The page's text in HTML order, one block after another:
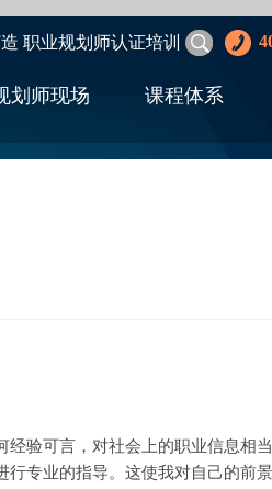
划师现场 课程体系
职业规划师认证培训
验可言，对社会上的职业信息相当
专业的指导。这使我对自己的前